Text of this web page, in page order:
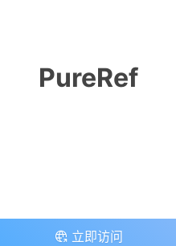
PureRef
立即访问